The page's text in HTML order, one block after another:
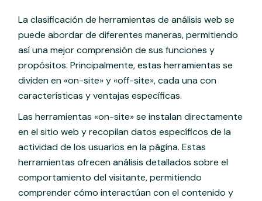
La clasificación de herramientas de análisis web se
puede abordar de diferentes maneras, permitiendo
así una mejor comprensión de sus funciones y
propósitos. Principalmente, estas herramientas se
dividen en «on-site» y «off-site», cada una con
características y ventajas específicas.
Las herramientas «on-site» se instalan directamente
en el sitio web y recopilan datos específicos de la
actividad de los usuarios en la página. Estas
herramientas ofrecen análisis detallados sobre el
comportamiento del visitante, permitiendo
comprender cómo interactúan con el contenido y